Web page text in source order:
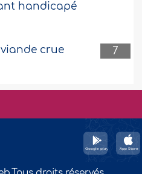
handicapé
7
crue